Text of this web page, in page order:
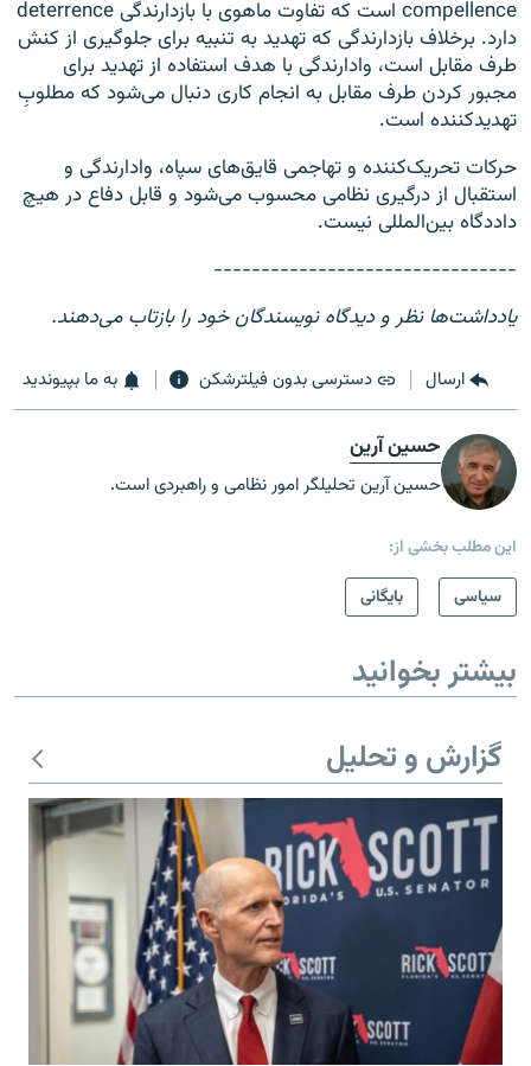
compellence است که تفاوت ماهوی با بازدارندگی deterrence
دارد. برخلاف بازدارندگی که تهدید به تنبیه برای جلوگیری از کنش
طرف مقابل است، وادارندگی با هدف استفاده از تهدید برای
مجبور کردن طرف مقابل به انجام کاری دنبال می‌شود که مطلوبِ
تهدید‌کننده است.
حرکات تحریک‌کننده و تهاجمی قایق‌های سپاه، وادارندگی و
استقبال از درگیری نظامی محسوب می‌شود و قابل دفاع در هیچ
داددگاه بین‌المللی نیست.
--------------------------------
یادداشت‌ها نظر و دیدگاه نویسندگان خود را بازتاب می‌دهند.
ارسال دسترسی بدون فیلترشکن به ما بپیوندید
حسین آرین
حسین آرین تحلیلگر امور نظامی و راهبردی است.
این مطلب بخشی از:
سیاسی
بایگانی
بیشتر بخوانید
گزارش و تحلیل